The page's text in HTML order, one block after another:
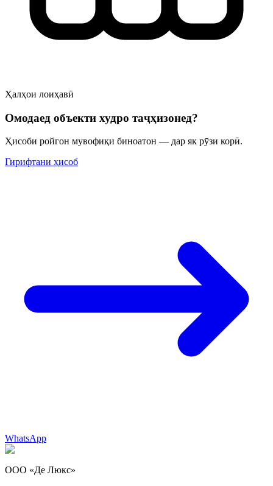
Ҳалҳои лоиҳавӣ
Омодаед объекти худро таҷҳизонед?
Ҳисоби ройгон мувофиқи биноатон — дар як рӯзи корӣ.
Гирифтани ҳисоб
WhatsApp
ООО «Де Люкс»